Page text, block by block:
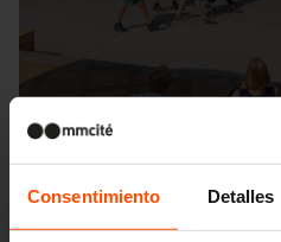
Consentimiento Detalles